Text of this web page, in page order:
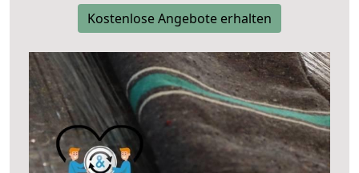
Kostenlose Angebote erhalten